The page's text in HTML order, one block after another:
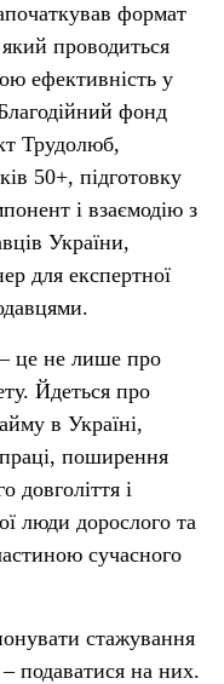
формат
проводиться
ефективність у
фонд
Трудолюб,
50+, підготовку
і взаємодію з
України,
для експертної
це не лише про
Йдеться про
в Україні,
поширення
довголіття і
люди дорослого та
сучасного
стажування
подаватися на них.